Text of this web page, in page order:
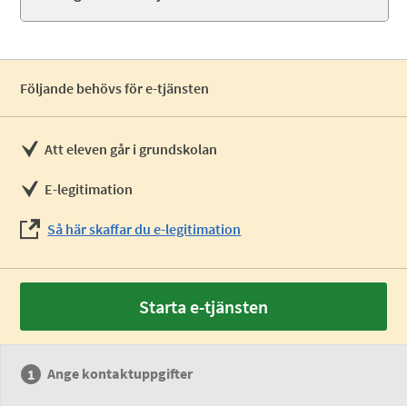
Följande behövs för e-tjänsten
Att eleven går i grundskolan
E-legitimation
Så här skaffar du e-legitimation
Starta e-tjänsten
Ange kontaktuppgifter